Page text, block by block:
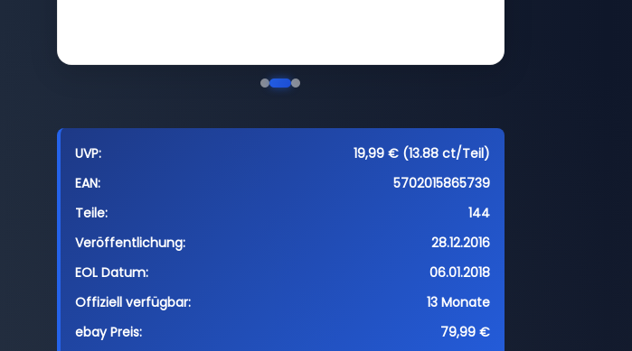
UVP:
19,99 € (13.88 ct/Teil)
EAN:
5702015865739
Teile:
144
Veröffentlichung:
28.12.2016
EOL Datum:
06.01.2018
Offiziell verfügbar:
13 Monate
ebay Preis:
79,99 €